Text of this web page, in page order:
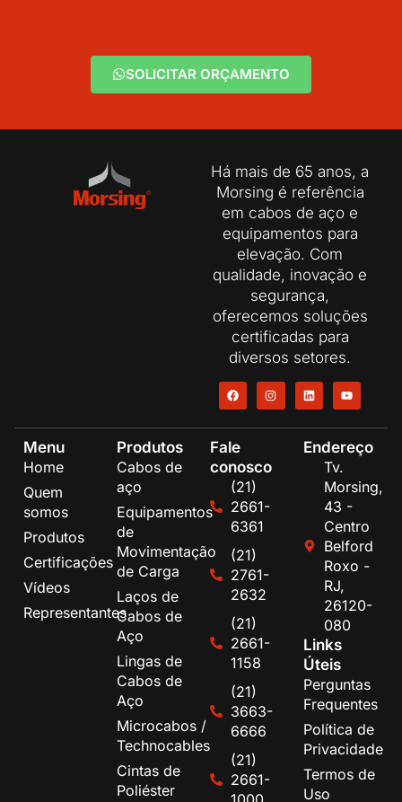
SOLICITAR ORÇAMENTO
Há mais de 65 anos, a
Morsing é referência
em cabos de aço e
equipamentos para
elevação. Com
qualidade, inovação e
segurança,
oferecemos soluções
certificadas para
diversos setores.
Menu
Home
Quem
somos
Produtos
Certificações
Vídeos
Representantes
Produtos
Cabos de
aço
Equipamentos
de
Movimentação
de Carga
Laços de
Cabos de
Aço
Lingas de
Cabos de
Aço
Microcabos /
Technocables
Cintas de
Poliéster
Fale
conosco
(21)
2661-
6361
(21)
2761-
2632
(21)
2661-
1158
(21)
3663-
6666
(21)
2661-
Endereço
Tv.
Morsing,
43 -
Centro
Belford
Roxo -
RJ,
26120-
080
Links
Úteis
Perguntas
Frequentes
Política de
Privacidade
Termos de
Uso